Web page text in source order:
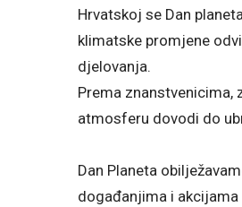
Hrvatskoj se Dan
klimatske promjene
djelovanja.
Prema znanstvenicima,
atmosferu dovodi do
Dan Planeta
događanjima i